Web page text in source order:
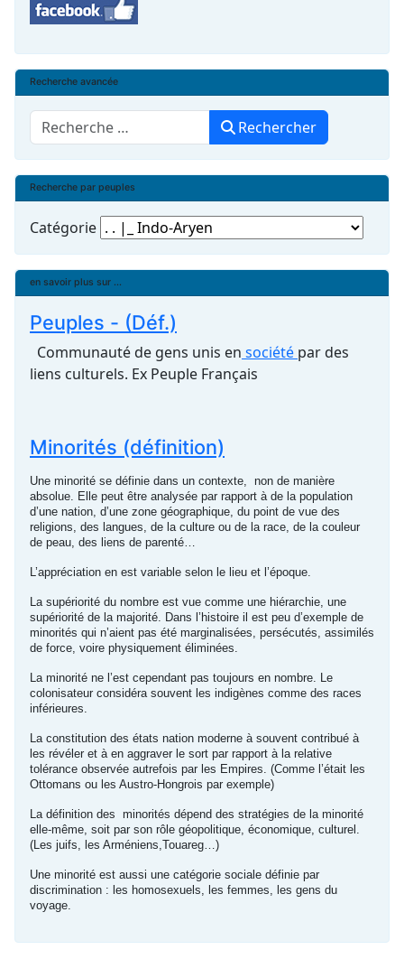
Recherche avancée
Rechercher Rechercher
Recherche par peuples
Catégorie
en savoir plus sur ...
Peuples - (Déf.)
Communauté de gens unis en société par des
liens culturels. Ex Peuple Français
Minorités (définition)
Une minorité se définie dans un contexte, non de manière
absolue. Elle peut être analysée par rapport à de la population
d’une nation, d’une zone géographique, du point de vue des
religions, des langues, de la culture ou de la race, de la couleur
de peau, des liens de parenté…
L’appréciation en est variable selon le lieu et l’époque.
La supériorité du nombre est vue comme une hiérarchie, une
supériorité de la majorité. Dans l’histoire il est peu d’exemple de
minorités qui n’aient pas été marginalisées, persécutés, assimilés
de force, voire physiquement éliminées.
La minorité ne l’est cependant pas toujours en nombre. Le
colonisateur considéra souvent les indigènes comme des races
inférieures.
La constitution des états nation moderne à souvent contribué à
les révéler et à en aggraver le sort par rapport à la relative
tolérance observée autrefois par les Empires. (Comme l’était les
Ottomans ou les Austro-Hongrois par exemple)
La définition des minorités dépend des stratégies de la minorité
elle-même, soit par son rôle géopolitique, économique, culturel.
(Les juifs, les Arméniens,Touareg…)
Une minorité est aussi une catégorie sociale définie par
discrimination : les homosexuels, les femmes, les gens du
voyage.